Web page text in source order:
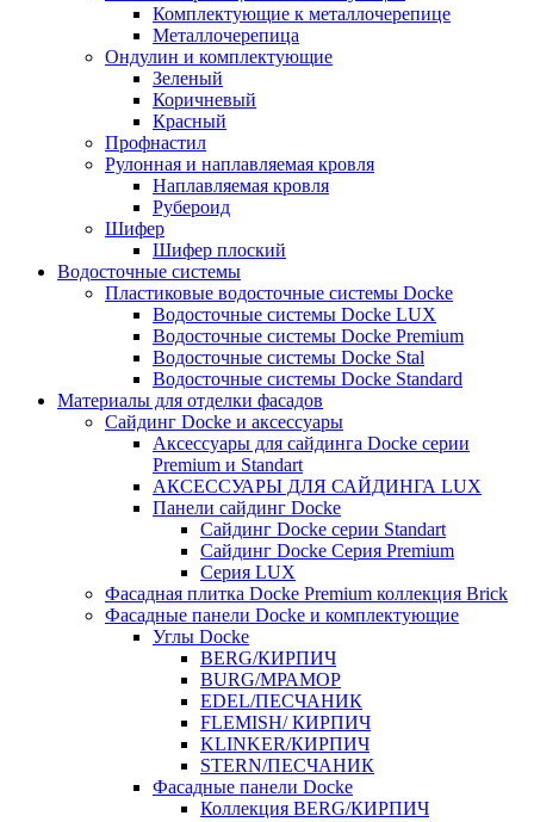
Комплектующие к металлочерепице
Металлочерепица
Ондулин и комплектующие
Зеленый
Коричневый
Красный
Профнастил
Рулонная и наплавляемая кровля
Наплавляемая кровля
Рубероид
Шифер
Шифер плоский
Водосточные системы
Пластиковые водосточные системы Docke
Водосточные системы Docke LUX
Водосточные системы Docke Premium
Водосточные системы Docke Stal
Водосточные системы Docke Standard
Материалы для отделки фасадов
Сайдинг Docke и аксессуары
Аксессуары для сайдинга Docke серии
Premium и Standart
АКСЕССУАРЫ ДЛЯ САЙДИНГА LUX
Панели сайдинг Docke
Cайдинг Docke серии Standart
Сайдинг Docke Серия Premium
Серия LUX
Фасадная плитка Docke Premium коллекция Brick
Фасадные панели Docke и комплектующие
Углы Docke
BERG/КИРПИЧ
BURG/МРАМОР
EDEL/ПЕСЧАНИК
FLEMISH/ КИРПИЧ
KLINKER/КИРПИЧ
STERN/ПЕСЧАНИК
Фасадные панели Docke
Коллекция BERG/КИРПИЧ